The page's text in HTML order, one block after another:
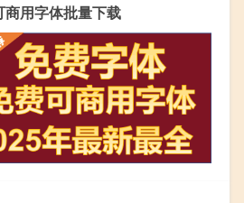
商用字体批量下载